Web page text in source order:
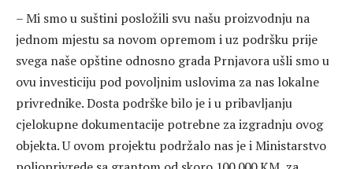
– Mi smo u suštini posložili svu našu proizvodnju na
jednom mjestu sa novom opremom i uz podršku prije
svega naše opštine odnosno grada Prnjavora ušli smo u
ovu investiciju pod povoljnim uslovima za nas lokalne
privrednike. Dosta podrške bilo je i u pribavljanju
cjelokupne dokumentacije potrebne za izgradnju ovog
objekta. U ovom projektu podržalo nas je i Ministarstvo